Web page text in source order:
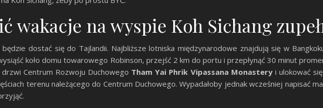
wakacje na wyspie Koh Sichang
będzie dostać się do Tajlandii. Najbliższe lotniska międzynarodowe znajdują się w
koło domu towarowego Robinson, przejść 2 km do portu i przepłynąć 30 minut
Centrum Rozwoju Duchowego Tham Yai Phrik Vipassana Monastery i ulokować
terenu należącego do Centrum Duchowego. Wypadałoby jednak wcześniej napisać